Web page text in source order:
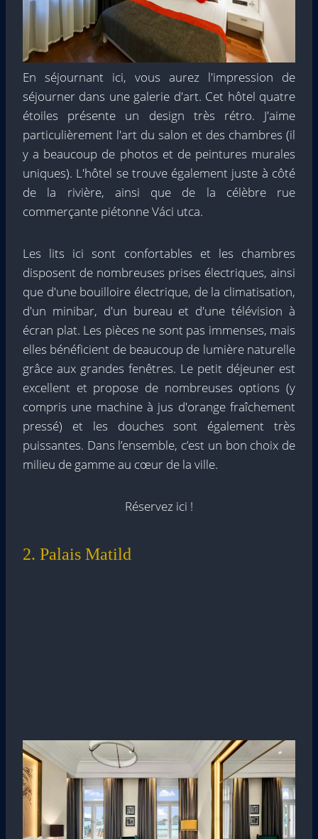
En séjournant ici, vous aurez l'impression de
séjourner dans une galerie d'art. Cet hôtel quatre
étoiles présente un design très rétro. J'aime
particulièrement l'art du salon et des chambres (il
y a beaucoup de photos et de peintures murales
uniques). L'hôtel se trouve également juste à côté
de la rivière, ainsi que de la célèbre rue
commerçante piétonne Váci utca.
Les lits ici sont confortables et les chambres
disposent de nombreuses prises électriques, ainsi
que d'une bouilloire électrique, de la climatisation,
d'un minibar, d'un bureau et d'une télévision à
écran plat. Les pièces ne sont pas immenses, mais
elles bénéficient de beaucoup de lumière naturelle
grâce aux grandes fenêtres. Le petit déjeuner est
excellent et propose de nombreuses options (y
compris une machine à jus d'orange fraîchement
pressé) et les douches sont également très
puissantes. Dans l’ensemble, c’est un bon choix de
milieu de gamme au cœur de la ville.
Réservez ici !
2. Palais Matild